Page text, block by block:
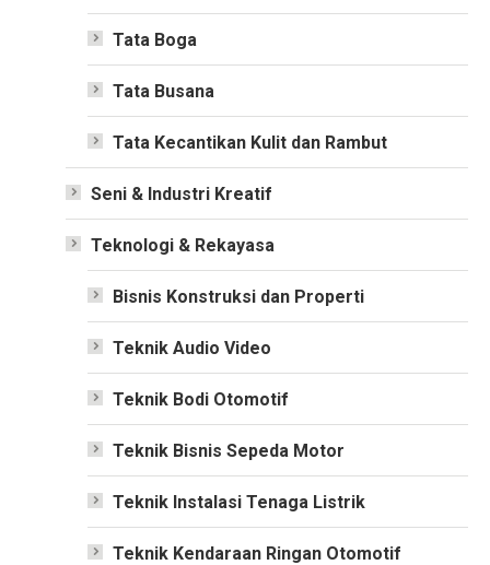
Tata Boga
Tata Busana
Tata Kecantikan Kulit dan Rambut
Seni & Industri Kreatif
Teknologi & Rekayasa
Bisnis Konstruksi dan Properti
Teknik Audio Video
Teknik Bodi Otomotif
Teknik Bisnis Sepeda Motor
Teknik Instalasi Tenaga Listrik
Teknik Kendaraan Ringan Otomotif